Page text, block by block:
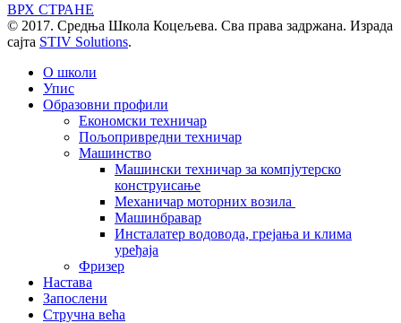
ВРХ СТРАНЕ
© 2017. Средња Школа Коцељева. Сва права задржана. Израда
сајта STIV Solutions.
О школи
Упис
Образовни профили
Економски техничар
Пољопривредни техничар
Машинство
Машински техничар за компјутерско
конструисање
Механичар моторних возила
Машинбравар
Инсталатер водовода, грејања и клима
уређаја
Фризер
Настава
Запослени
Стручна већа